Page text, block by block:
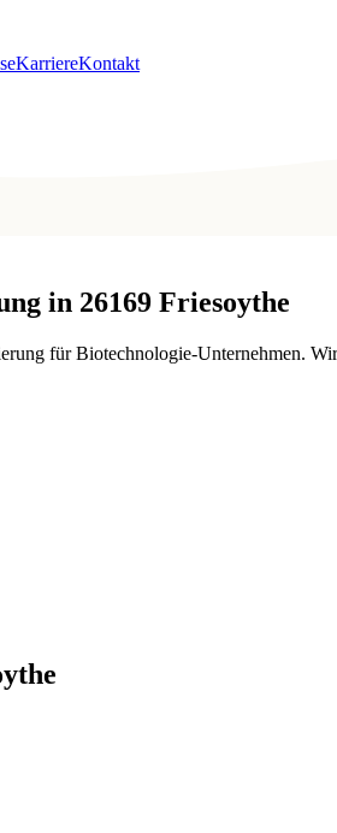
KarriereKontakt
in 26169 Friesoythe
für Biotechnologie-Unternehmen.